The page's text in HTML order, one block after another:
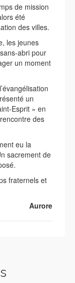
de mission
été
des villes.
les jeunes
abri pour
un moment
un
Esprit » en
des
eu la
sacrement de
fraternels et
Aurore